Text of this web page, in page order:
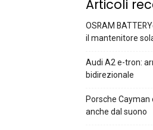
Articoli
OSRAM
il mantenitore
Audi A2 e-tron:
bidirezionale
Porsche
anche dal suono